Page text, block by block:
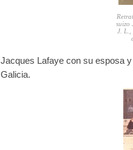
suizo
J. L.,
Jacques Lafaye con su esposa
Galicia.